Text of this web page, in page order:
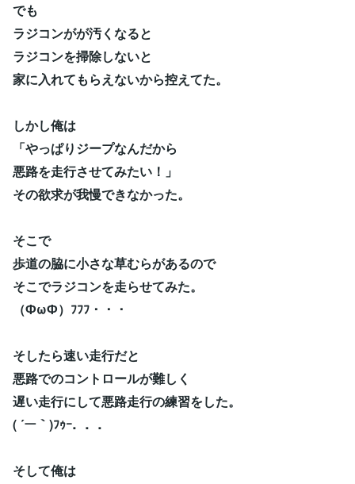
でも
ラジコンがが汚くなると
ラジコンを掃除しないと
家に入れてもらえないから控えてた。
しかし俺は
「やっぱりジープなんだから
悪路を走行させてみたい！」
その欲求が我慢できなかった。
そこで
歩道の脇に小さな草むらがあるので
そこでラジコンを走らせてみた。
（ФωФ）ﾌﾌﾌ・・・
そしたら速い走行だと
悪路でのコントロールが難しく
遅い走行にして悪路走行の練習をした。
( ´ー｀)ﾌｩｰ．．．
そして俺は